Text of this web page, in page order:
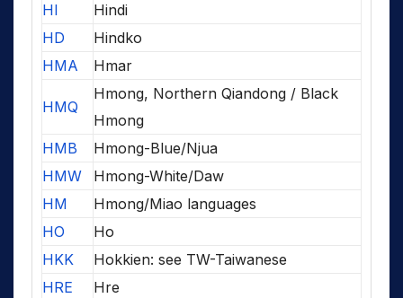
HI
Hindi
HD
Hindko
HMA
Hmar
HMQ
Hmong, Northern Qiandong / Black
Hmong
HMB
Hmong-Blue/Njua
HMW
Hmong-White/Daw
HM
Hmong/Miao languages
HO
Ho
HKK
Hokkien: see TW-Taiwanese
HRE
Hre